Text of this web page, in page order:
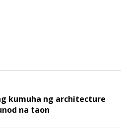
kumuha ng architecture
na taon